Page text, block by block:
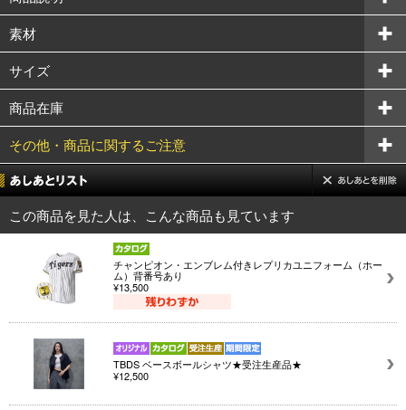
素材
サイズ
商品在庫
その他・商品に関するご注意
この商品を見た人は、こんな商品も見ています
チャンピオン・エンブレム付きレプリカユニフォーム（ホー
ム）背番号あり
¥13,500
TBDS ベースボールシャツ★受注生産品★
¥12,500